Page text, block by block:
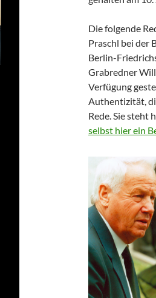
Die folgende
Praschl bei der
Berlin-
Grabredner
Verfügung
Authentizität,
Rede. Sie steht
selbst hier ein